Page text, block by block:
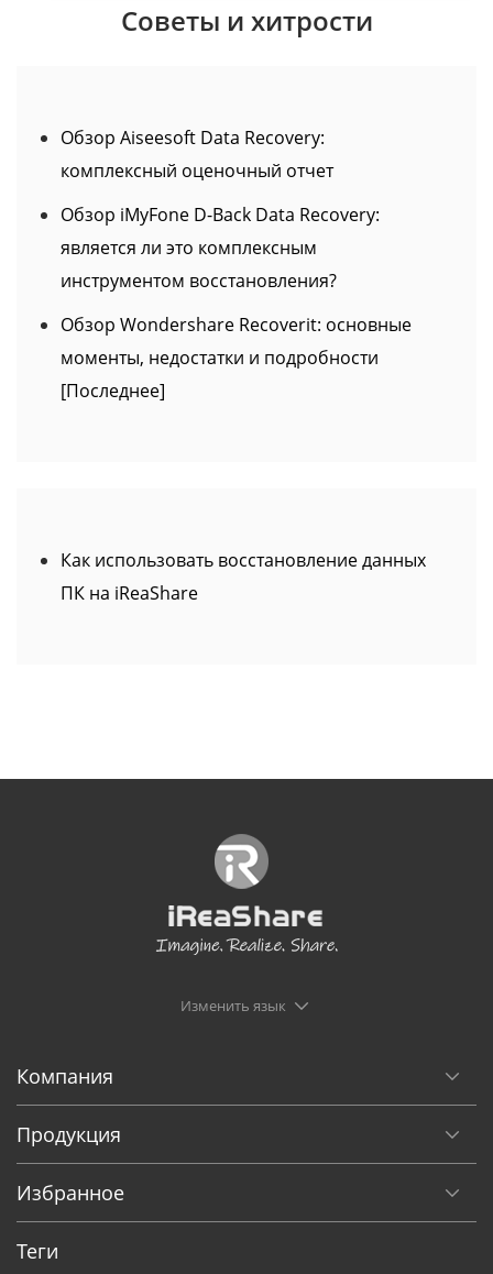
Советы и хитрости
Обзор Aiseesoft Data Recovery:
комплексный оценочный отчет
Обзор iMyFone D-Back Data Recovery:
является ли это комплексным
инструментом восстановления?
Обзор Wondershare Recoverit: основные
моменты, недостатки и подробности
[Последнее]
Как использовать восстановление данных
ПК на iReaShare
Изменить язык
Компания
Продукция
Избранное
Теги